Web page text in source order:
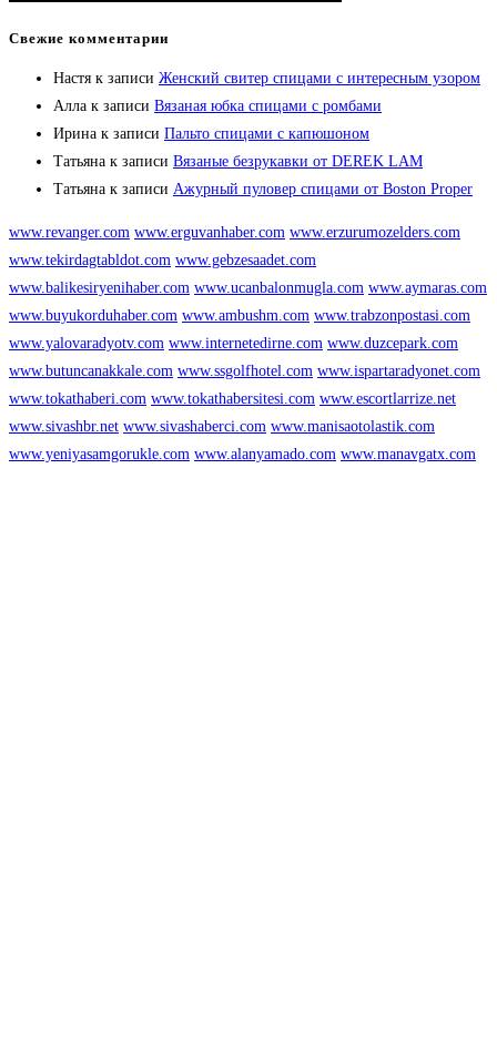
Свежие комментарии
Настя к записи Женский свитер спицами с интересным узором
Алла к записи Вязаная юбка спицами с ромбами
Ирина к записи Пальто спицами с капюшоном
Татьяна к записи Вязаные безрукавки от DEREK LAM
Татьяна к записи Ажурный пуловер спицами от Boston Proper
www.revanger.com www.erguvanhaber.com www.erzurumozelders.com
www.tekirdagtabldot.com www.gebzesaadet.com
www.balikesiryenihaber.com www.ucanbalonmugla.com www.aymaras.com
www.buyukorduhaber.com www.ambushm.com www.trabzonpostasi.com
www.yalovaradyotv.com www.internetedirne.com www.duzcepark.com
www.butuncanakkale.com www.ssgolfhotel.com www.ispartaradyonet.com
www.tokathaberi.com www.tokathabersitesi.com www.escortlarrize.net
www.sivashbr.net www.sivashaberci.com www.manisaotolastik.com
www.yeniyasamgorukle.com www.alanyamado.com www.manavgatx.com